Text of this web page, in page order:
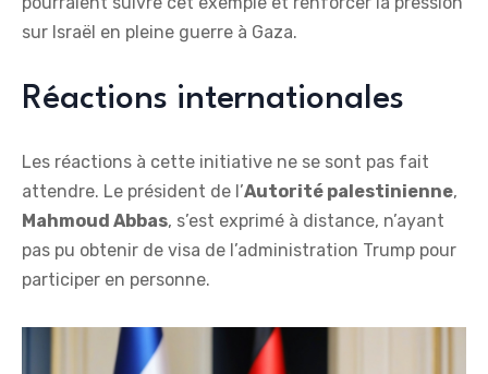
sur Israël en pleine guerre à Gaza.
Réactions internationales
Les réactions à cette initiative ne se sont pas fait
attendre. Le président de l’Autorité palestinienne,
Mahmoud Abbas, s’est exprimé à distance, n’ayant
pas pu obtenir de visa de l’administration Trump pour
participer en personne.